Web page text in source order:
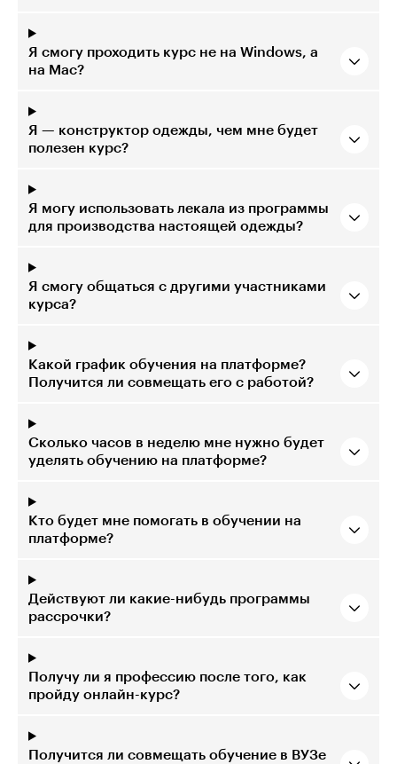
Я смогу проходить курс не на Windows, а
на Mac?
Я — конструктор одежды, чем мне будет
полезен курс?
Я могу использовать лекала из программы
для производства настоящей одежды?
Я смогу общаться с другими участниками
курса?
Какой график обучения на платформе?
Получится ли совмещать его с работой?
Сколько часов в неделю мне нужно будет
уделять обучению на платформе?
Кто будет мне помогать в обучении на
платформе?
Действуют ли какие-нибудь программы
рассрочки?
Получу ли я профессию после того, как
пройду онлайн-курс?
Получится ли совмещать обучение в ВУЗе